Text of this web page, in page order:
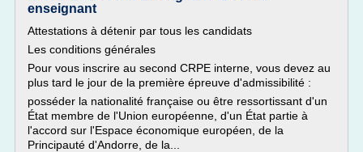
enseignant
Attestations à détenir par tous les candidats
Les conditions générales
Pour vous inscrire au second CRPE interne, vous devez au
plus tard le jour de la première épreuve d'admissibilité :
posséder la nationalité française ou être ressortissant d'un
État membre de l'Union européenne, d'un État partie à
l'accord sur l'Espace économique européen, de la
Principauté d'Andorre, de la...